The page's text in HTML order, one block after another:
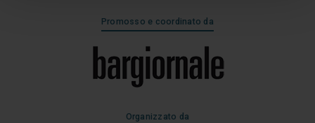
Promosso e coordinato da
Organizzato da